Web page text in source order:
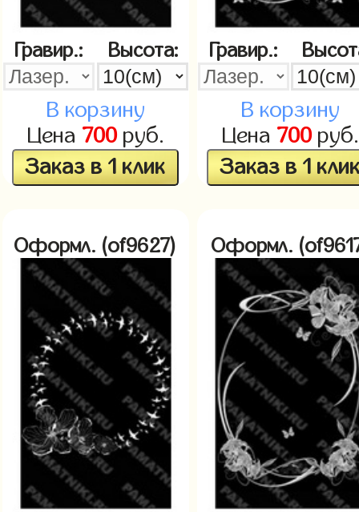
Гравир.: Высота:
В корзину
Цена 700руб.
Заказ в 1 клик
Гравир.:
В корзину
Цена 700руб.
Заказ в 1
Оформл. (of9627) Оформл.